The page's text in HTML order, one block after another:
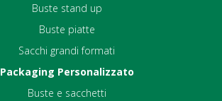
Buste stand up
Buste piatte
Sacchi grandi formati
Packaging Personalizzato
Buste e sacchetti